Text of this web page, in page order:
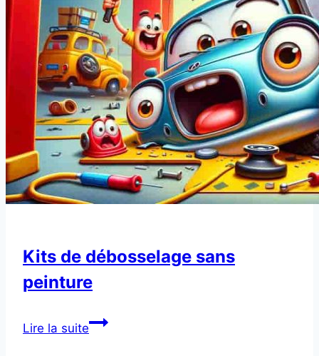
quatre
roues
voiture
Kits de débosselage sans
peinture
Lire la suiteKits